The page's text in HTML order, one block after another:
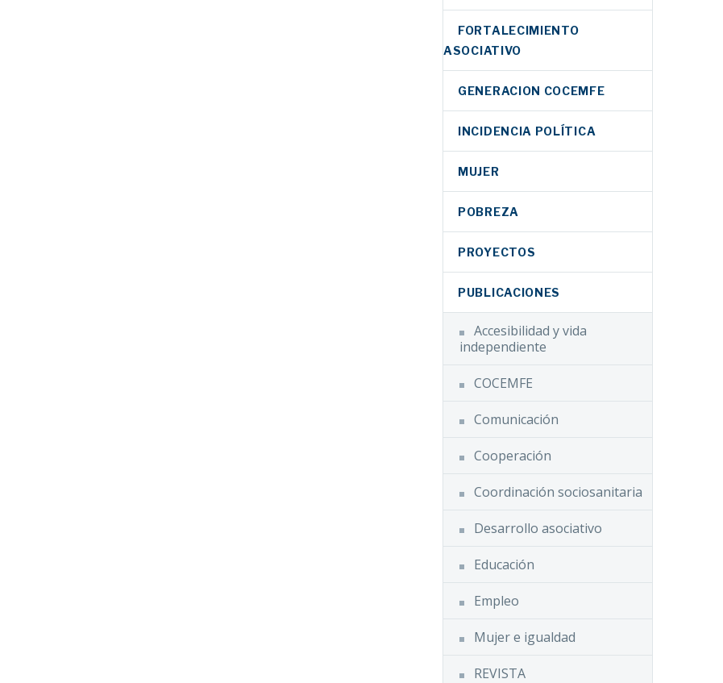
FORTALECIMIENTO
ASOCIATIVO
GENERACION COCEMFE
INCIDENCIA POLÍTICA
MUJER
POBREZA
PROYECTOS
PUBLICACIONES
Accesibilidad y vida
independiente
COCEMFE
Comunicación
Cooperación
Coordinación sociosanitaria
Desarrollo asociativo
Educación
Empleo
Mujer e igualdad
REVISTA